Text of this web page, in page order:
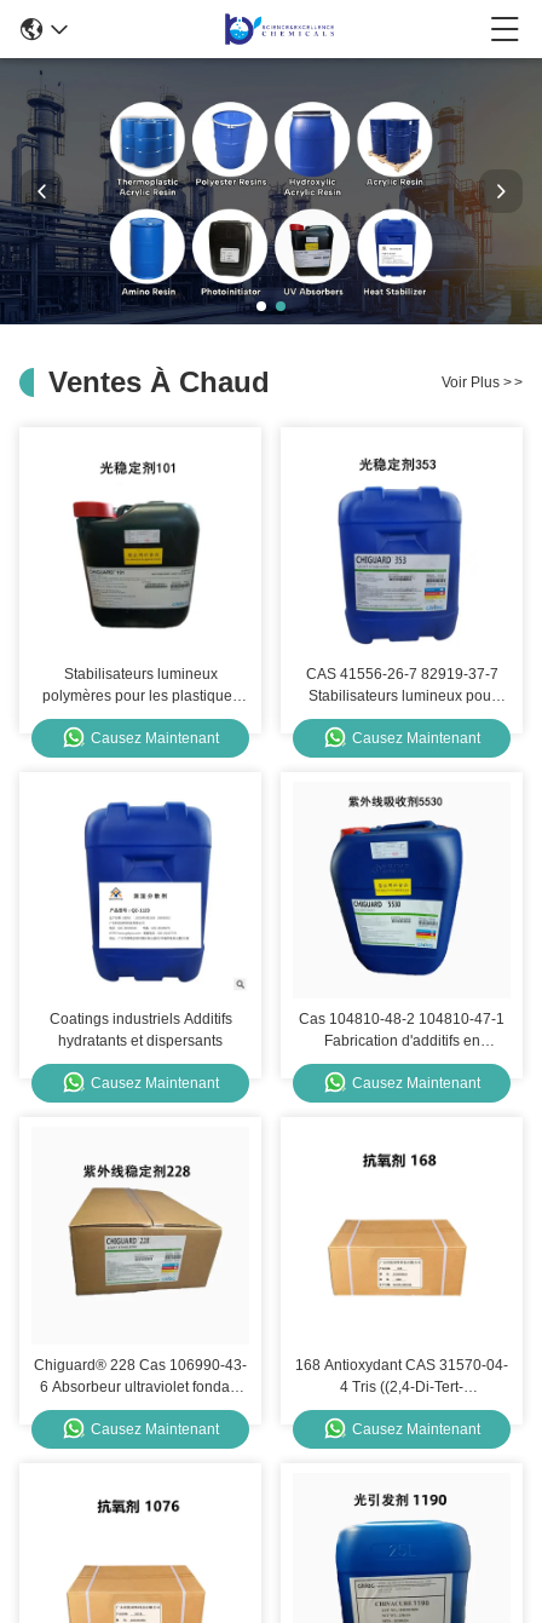
Ventes À Chaud Voir Plus >>
Stabilisateurs lumineux
polymères pour les plastiques
Cas 129757-67-1 Chiguard 101
Causez Maintenant
CAS 41556-26-7 82919-37-7
Stabilisateurs lumineux pour
revêtements Chiguard® 353
Causez Maintenant
Coatings industriels Additifs
hydratants et dispersants
Causez Maintenant
Cas 104810-48-2 104810-47-1
Fabrication d'additifs en
plastique Chiguard® 5530
Causez Maintenant
Chiguard® 228 Cas 106990-43-
6 Absorbeur ultraviolet fondant
150C Chitec
Causez Maintenant
168 Antioxydant CAS 31570-04-
4 Tris ((2,4-Di-Tert-
Butylphényle) phosphite
Causez Maintenant